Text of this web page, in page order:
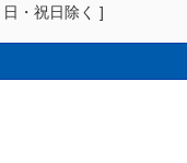
・祝日除く ]